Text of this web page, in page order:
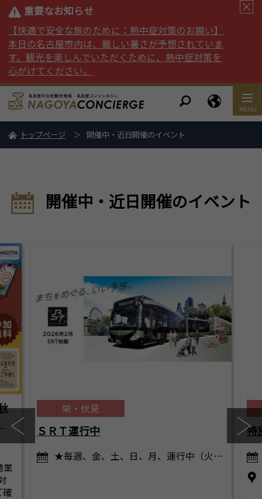
重要なお知らせ
【快適で安全な旅のために：熱中症対策のお願い】
本日の名古屋市内は、厳しい暑さが予想されていま
す。観光を楽しんでいただくために、熱中症対策を
心がけてください。
トップページ 開催中・近日開催のイベント
開催中・近日開催のイベント
業
確
栄・伏見
ＳＲＴ運行中
★毎週、金、土、日、月、運行中（火…
特